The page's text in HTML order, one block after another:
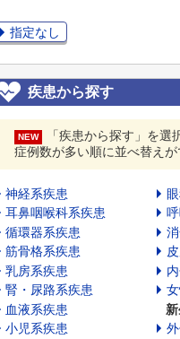
指定なし
疾患から探す
NEW
「疾患から探す」を
症例数が多い順に並べ替えが
神経系疾患
耳鼻咽喉科系疾患
循環器系疾患
筋骨格系疾患
乳房系疾患
腎・尿路系疾患
血液系疾患
小児系疾患